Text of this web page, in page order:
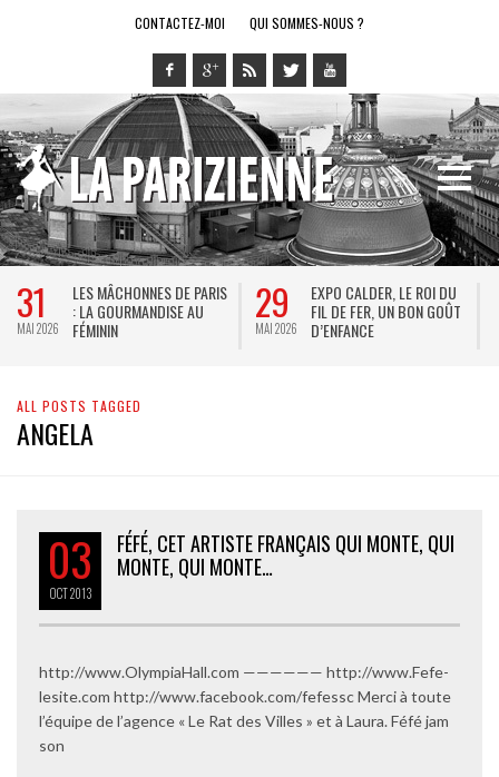
CONTACTEZ-MOI QUI SOMMES-NOUS ?
31
MAI 2026
LES MÂCHONNES DE PARIS
: LA GOURMANDISE AU
FÉMININ
29
MAI 2026
EXPO CALDER, LE ROI DU
FIL DE FER, UN BON GOÛT
D’ENFANCE
ALL POSTS TAGGED
ANGELA
03
OCT2013
FÉFÉ, CET ARTISTE FRANÇAIS QUI MONTE, QUI
MONTE, QUI MONTE…
http://www.OlympiaHall.com —————— http://www.Fefe-
lesite.com http://www.facebook.com/fefessc Merci à toute
l’équipe de l’agence « Le Rat des Villes » et à Laura. Féfé jam
son